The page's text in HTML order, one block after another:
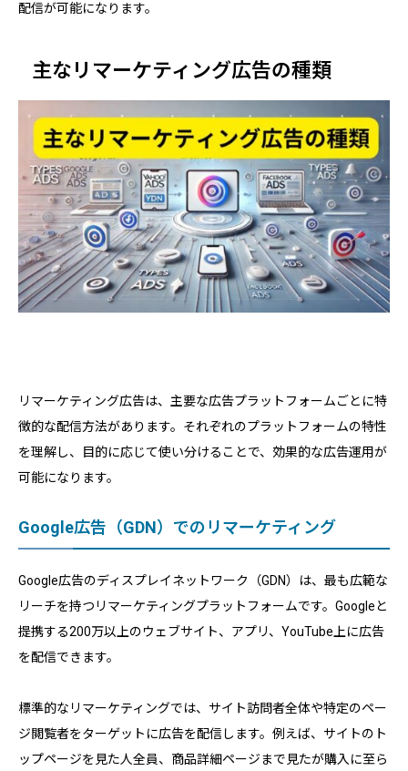
配信が可能になります。
主なリマーケティング広告の種類
リマーケティング広告は、主要な広告プラットフォームごとに特
徴的な配信方法があります。それぞれのプラットフォームの特性
を理解し、目的に応じて使い分けることで、効果的な広告運用が
可能になります。
Google広告（GDN）でのリマーケティング
Google広告のディスプレイネットワーク（GDN）は、最も広範な
リーチを持つリマーケティングプラットフォームです。Googleと
提携する200万以上のウェブサイト、アプリ、YouTube上に広告
を配信できます。
標準的なリマーケティングでは、サイト訪問者全体や特定のペー
ジ閲覧者をターゲットに広告を配信します。例えば、サイトのト
ップページを見た人全員、商品詳細ページまで見たが購入に至ら